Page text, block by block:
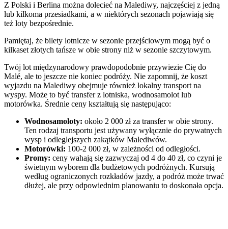
Z Polski i Berlina można dolecieć na Malediwy, najczęściej z jedną
lub kilkoma przesiadkami, a w niektórych sezonach pojawiają się
też loty bezpośrednie.
Pamiętaj, że bilety lotnicze w sezonie przejściowym mogą być o
kilkaset złotych tańsze w obie strony niż w sezonie szczytowym.
Twój lot międzynarodowy prawdopodobnie przywiezie Cię do
Malé, ale to jeszcze nie koniec podróży. Nie zapomnij, że koszt
wyjazdu na Malediwy obejmuje również lokalny transport na
wyspy. Może to być transfer z lotniska, wodnosamolot lub
motorówka. Średnie ceny kształtują się następująco:
Wodnosamoloty: około 2 000 zł za transfer w obie strony.
Ten rodzaj transportu jest używany wyłącznie do prywatnych
wysp i odleglejszych zakątków Malediwów.
Motorówki: 100-2 000 zł, w zależności od odległości.
Promy: ceny wahają się zazwyczaj od 4 do 40 zł, co czyni je
świetnym wyborem dla budżetowych podróżnych. Kursują
według ograniczonych rozkładów jazdy, a podróż może trwać
dłużej, ale przy odpowiednim planowaniu to doskonała opcja.